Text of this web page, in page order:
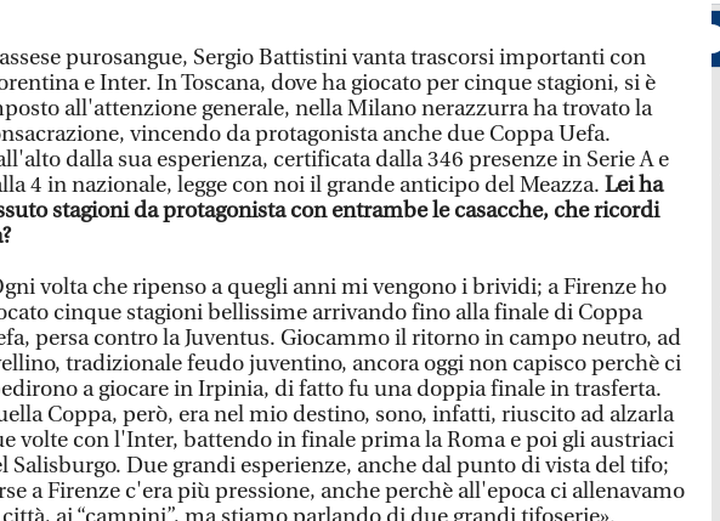
purosangue, Sergio Battistini vanta trascorsi importanti con
e Inter. In Toscana, dove ha giocato per cinque stagioni, si è
all'attenzione generale, nella Milano nerazzurra ha trovato la
vincendo da protagonista anche due Coppa Uefa.
dalla sua esperienza, certificata dalla 346 presenze in Serie A e
4 in nazionale, legge con noi il grande anticipo del Meazza. Lei ha
stagioni da protagonista con entrambe le casacche, che ricordi
volta che ripenso a quegli anni mi vengono i brividi; a Firenze ho
cinque stagioni bellissime arrivando fino alla finale di Coppa
persa contro la Juventus. Giocammo il ritorno in campo neutro, ad
tradizionale feudo juventino, ancora oggi non capisco perchè ci
a giocare in Irpinia, di fatto fu una doppia finale in trasferta.
Coppa, però, era nel mio destino, sono, infatti, riuscito ad alzarla
volte con l'Inter, battendo in finale prima la Roma e poi gli austriaci
Salisburgo. Due grandi esperienze, anche dal punto di vista del tifo;
a Firenze c'era più pressione, anche perchè all'epoca ci allenavamo